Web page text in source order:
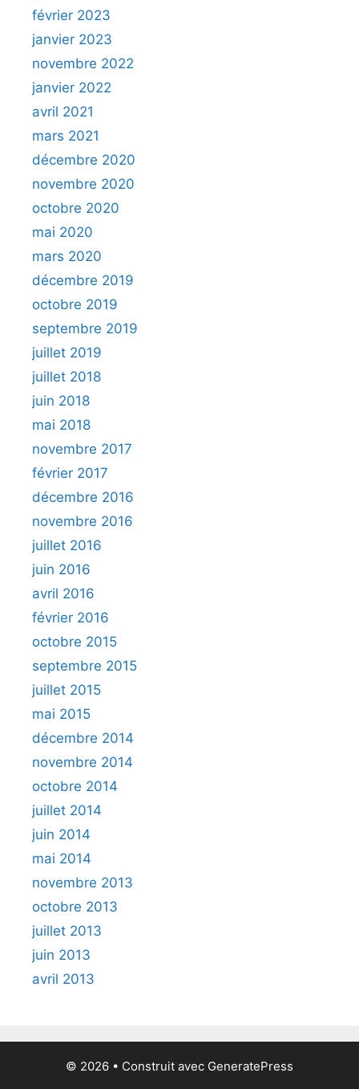
février 2023
janvier 2023
novembre 2022
janvier 2022
avril 2021
mars 2021
décembre 2020
novembre 2020
octobre 2020
mai 2020
mars 2020
décembre 2019
octobre 2019
septembre 2019
juillet 2019
juillet 2018
juin 2018
mai 2018
novembre 2017
février 2017
décembre 2016
novembre 2016
juillet 2016
juin 2016
avril 2016
février 2016
octobre 2015
septembre 2015
juillet 2015
mai 2015
décembre 2014
novembre 2014
octobre 2014
juillet 2014
juin 2014
mai 2014
novembre 2013
octobre 2013
juillet 2013
juin 2013
avril 2013
© 2026 • Construit avec GeneratePress